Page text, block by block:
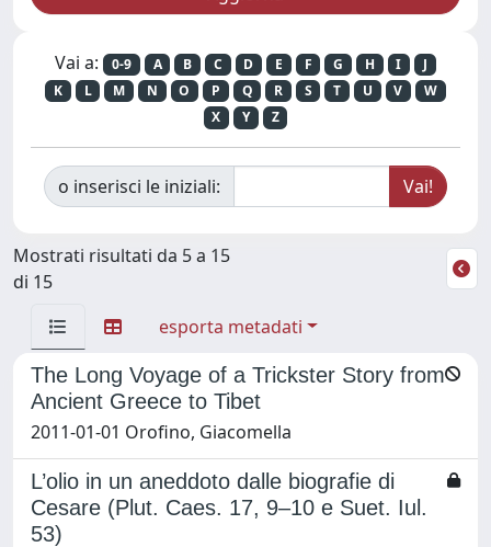
Vai a: 0-9 A B C D E F G H I
J
K
L M N O P Q R S T U V
W
X
Y Z
o inserisci le iniziali:
Mostrati risultati da 5 a 15
di 15
esporta metadati
The Long Voyage of a Trickster Story from
Ancient Greece to Tibet
2011-01-01 Orofino, Giacomella
L’olio in un aneddoto dalle biografie di
Cesare (Plut. Caes. 17, 9–10 e Suet. Iul.
53)